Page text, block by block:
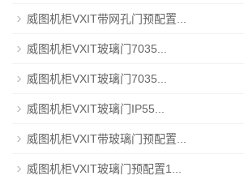
威图机柜VXIT带网孔门预配置...
威图机柜VXIT玻璃门7035...
威图机柜VXIT玻璃门7035...
威图机柜VXIT玻璃门IP55...
威图机柜VXIT带玻璃门预配置...
威图机柜VXIT玻璃门预配置1...